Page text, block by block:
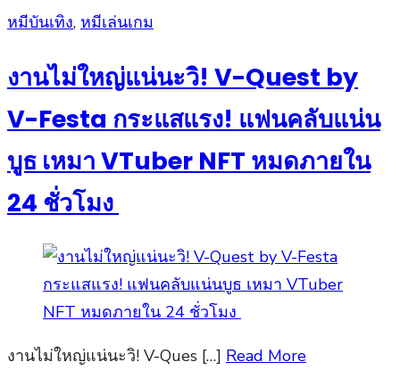
Posted
หมีบันเทิง, หมีเล่นเกม
งานไม่ใหญ่แน่นะวิ! V-Quest by
V-Festa กระแสแรง! แฟนคลับแน่น
บูธ เหมา VTuber NFT หมดภายใน
24 ชั่วโมง
งานไม่ใหญ่แน่นะวิ! V-Ques […] Read More